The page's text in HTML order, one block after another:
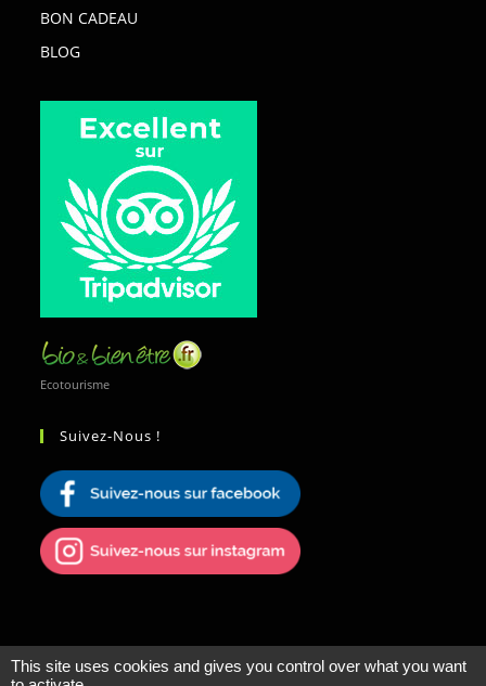
BON CADEAU
BLOG
Ecotourisme
Suivez-Nous !
This site uses cookies and gives you control over what you want